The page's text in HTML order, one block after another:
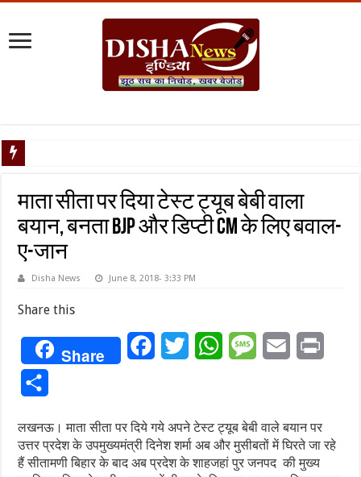
माता सीता पर दिया टेस्ट ट्यूब बेबी वाला
बयान, बनता BJP और डिप्टी CM के लिए बवाल-
ए-जान
Disha News June 8, 2018- 3:33 PM
Share this
Share FacebookTwitterWhatsAppMessageEmail
लखनऊ। माता सीता पर दिये गये अपने टेस्ट ट्यूब बेबी वाले बयान पर
उत्तर प्रदेश के उपमुख्यमंत्री दिनेश शर्मा अब और मुसीबतों में घिरते जा रहे
हैं सीतामणी बिहार के बाद अब प्रदेश के शाहजहां पुर जनपद की मुख्य